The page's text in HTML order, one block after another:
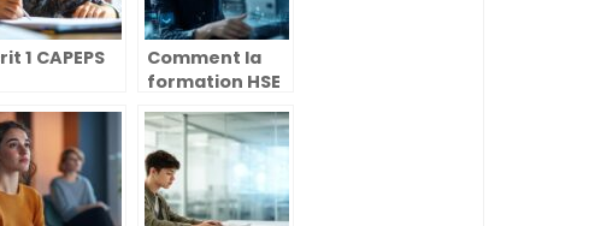
1 CAPEPS
Comment la
formation HSE
VR
révolutionne la
sécurité en
entreprise